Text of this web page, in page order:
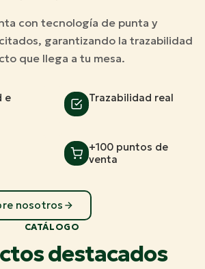
con tecnología de punta y
garantizando la trazabilidad
que llega a tu mesa.
e
Trazabilidad real
+100 puntos de
venta
nosotros
CATÁLOGO
destacados